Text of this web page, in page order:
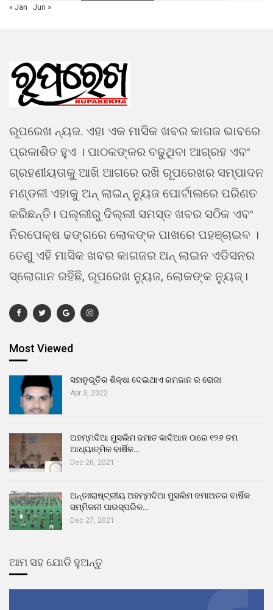
« Jan
Jun »
ରୂପରେଖ ନ୍ୟଜ. ଏହା ଏକ ମାସିକ ଖବର କାଗଜ ଭାବରେ
ପ୍ରକାଶିତ ହୁଏ । ପାଠକଙ୍କର ବଢୁଥିବା ଆଗ୍ରହ ଏବଂ
ଗ୍ରହଣୀୟତାକୁ ଆଖି ଆଗରେ ରଖି ରୂପରେଖର ସମ୍ପାଦନ
ମଣ୍ଡଳୀ ଏହାକୁ ଅନ୍ ଲାଇନ୍ ନ୍ୟୁଜ ପୋର୍ଟାଲରେ ପରିଣତ
କରିଛନ୍ତି। ପଲ୍ଲୀରୁ ଦିଲ୍ଲୀ ସମସ୍ତ ଖବର ସଠିକ ଏବଂ
ନିରପେକ୍ଷ ଢଙ୍ଗରେ ଲୋକଙ୍କ ପାଖରେ ପହଞ୍ଚାଇବ ।
ତେଣୁ ଏହି ମାସିକ ଖବର କାଗଜର ଅନ୍ ଲାଇନ ଏଡିସନର
ସ୍ଲୋଗାନ ରହିଛି, ରୂପରେଖ ନ୍ୟୁଜ, ଲୋକଙ୍କ ନ୍ୟୁଜ୍।
Most Viewed
ସହାନୁଭୂତିର ଶିକ୍ଷା ଦେଇଥାଏ ରମଜାନ ର ରୋଜା
Apr 3, 2022
ଅହମ୍ମଦିଆ ମୁସଲିମ ଜମାତ କାଦିଆନ ଠାରେ ୧୨୬ ତମ
ଆଧ୍ୟାତ୍ମିକ ବାର୍ଷିକ…
Dec 26, 2021
ଅନ୍ତଃରାଷ୍ଟ୍ରୀୟ ଅହମ୍ମଦିଆ ମୁସଲିମ ଜମାଅତର ବାର୍ଷିକ
ସମ୍ମିଳନୀ ପାରସ୍ପରିକ…
Dec 27, 2021
ଆମ ସହ ଯୋଡି ହୁଅନ୍ତୁ